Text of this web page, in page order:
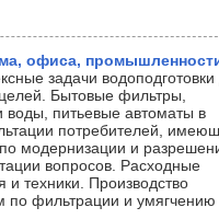
офиса,
задачи водоподготовки
Бытовые фильтры,
воды, питьевые автоматы в
потребителей,
модернизации и
вопросов. Расходные
техники. Производство
по фильтрации и умягчению